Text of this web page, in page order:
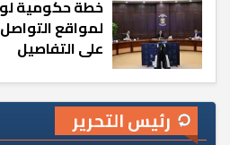
خطة حكومية
لمواقع
على التفاصيل
رئيس التحرير